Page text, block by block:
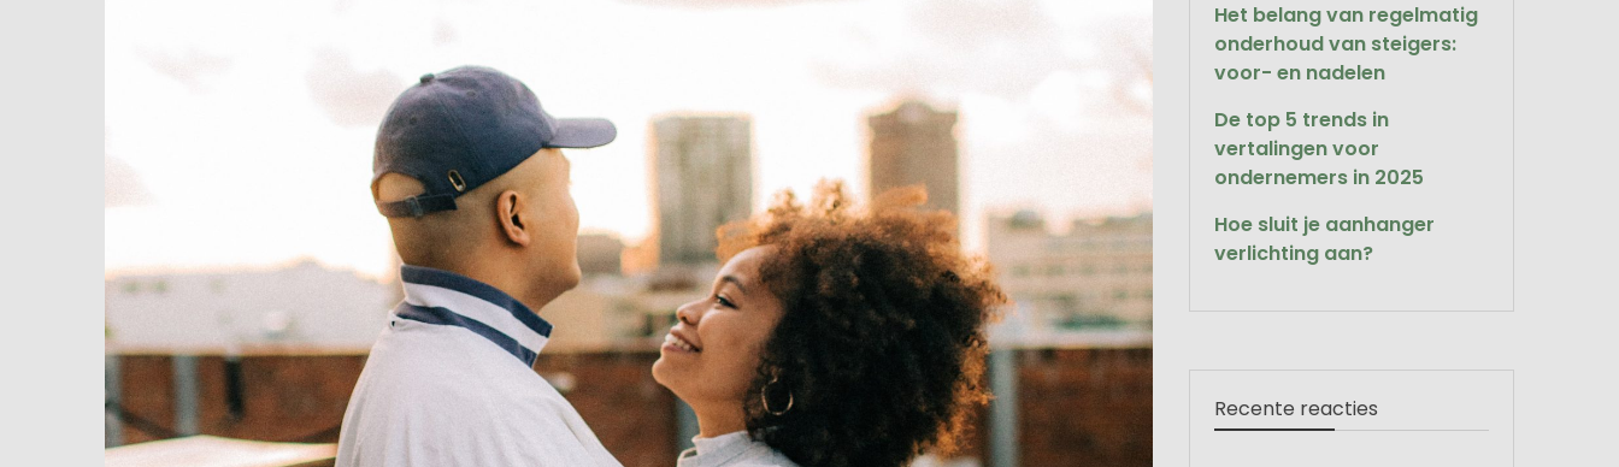
Het belang van regelmatig
onderhoud van steigers:
voor- en nadelen
De top 5 trends in
vertalingen voor
ondernemers in 2025
Hoe sluit je aanhanger
verlichting aan?
Recente reacties